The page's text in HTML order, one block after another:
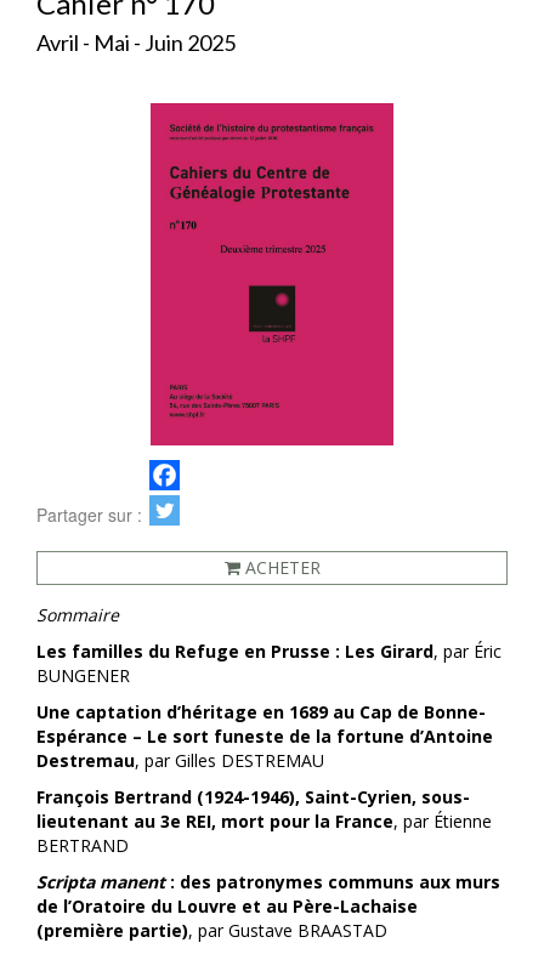
Avril - Mai - Juin 2025
Partager sur :
ACHETER
Sommaire
Les familles du Refuge en Prusse : Les Girard, par Éric
BUNGENER
Une captation d’héritage en 1689 au Cap de Bonne-
Espérance – Le sort funeste de la fortune d’Antoine
Destremau, par Gilles DESTREMAU
François Bertrand (1924-1946), Saint-Cyrien, sous-
lieutenant au 3e REI, mort pour la France, par Étienne
BERTRAND
Scripta manent: des patronymes communs aux murs
de l’Oratoire du Louvre et au Père-Lachaise
(première partie), par Gustave BRAASTAD